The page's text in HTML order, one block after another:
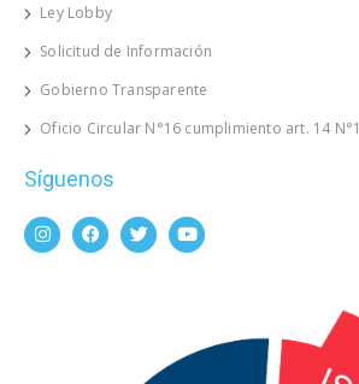
Ley Lobby
Solicitud de Información
Gobierno Transparente
Oficio Circular N°16 cumplimiento art. 14 N°1
Síguenos